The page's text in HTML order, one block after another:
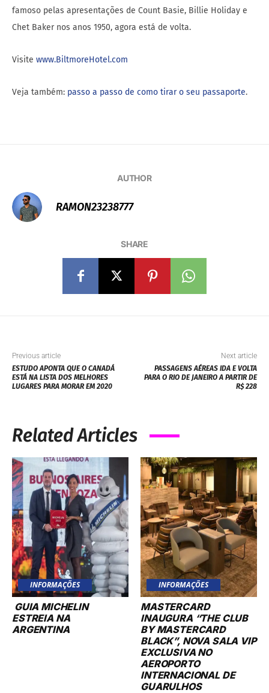
famoso pelas apresentações de Count Basie, Billie Holiday e
Chet Baker nos anos 1950, agora está de volta.
Visite www.BiltmoreHotel.com
Veja também: passo a passo de como tirar o seu passaporte.
AUTHOR
RAMON23238777
SHARE
Previous article
ESTUDO APONTA QUE O CANADÁ
ESTÁ NA LISTA DOS MELHORES
LUGARES PARA MORAR EM 2020
Next article
PASSAGENS AÉREAS IDA E VOLTA
PARA O RIO DE JANEIRO A PARTIR DE
R$ 228
Related Articles
INFORMAÇÕES
GUIA MICHELIN
ESTREIA NA
ARGENTINA
INFORMAÇÕES
MASTERCARD
INAUGURA “THE CLUB
BY MASTERCARD
BLACK”, NOVA SALA VIP
EXCLUSIVA NO
AEROPORTO
INTERNACIONAL DE
GUARULHOS